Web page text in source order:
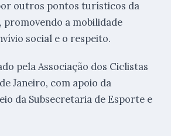
outros pontos turísticos da
promovendo a mobilidade
social e o respeito.
pela Associação dos Ciclistas
Janeiro, com apoio da
da Subsecretaria de Esporte e